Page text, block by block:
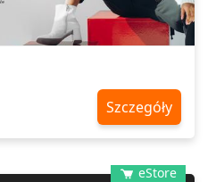
Szczegóły
eStore